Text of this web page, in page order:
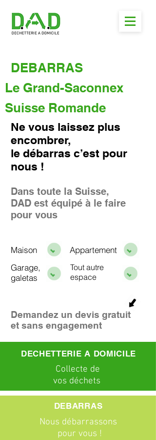
DEBARRAS
Le Grand-Saconnex
Suisse Romande
Ne vous laissez plus
encombrer,
le débarras c’est pour
nous !
Dans toute la Suisse,
DAD est équipé à le faire
pour vous
Maison
Appartement
Garage,
galetas
Tout autre
espace
Demandez un devis gratuit
et sans engagement
DECHETTERIE A DOMICILE
Collecte de
vos déchets
Nous débarrassons
pour vous !
DEBARRAS